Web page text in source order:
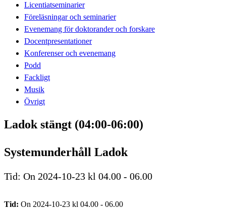
Licentiatseminarier
Föreläsningar och seminarier
Evenemang för doktorander och forskare
Docentpresentationer
Konferenser och evenemang
Podd
Fackligt
Musik
Övrigt
Ladok stängt (04:00-06:00)
Systemunderhåll Ladok
Tid: On 2024-10-23 kl 04.00 - 06.00
Tid: On 2024-10-23 kl 04.00 - 06.00